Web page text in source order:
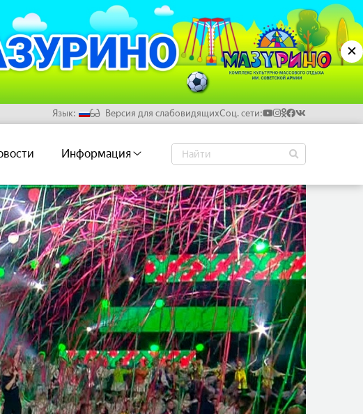
✕
Язык:
Английский
Китайский
Версия для слабовидящихСоц. сети:
Информация